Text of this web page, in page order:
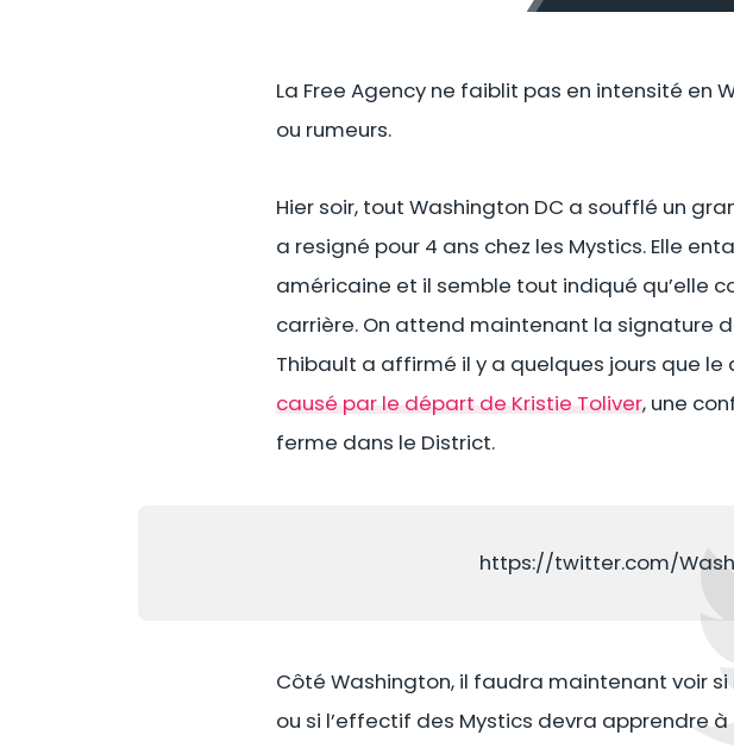
La Free Agency ne faiblit pas en intensité en
ou rumeurs.
Hier soir, tout Washington DC a soufflé un
a resigné pour 4 ans chez les Mystics. Elle
américaine et il semble tout indiqué qu’elle
carrière. On attend maintenant la signature
Thibault a affirmé il y a quelques jours que
causé par le départ de Kristie Toliver, une
ferme dans le District.
https://twitter.com/
Côté Washington, il faudra maintenant voir
ou si l’effectif des Mystics devra apprendre